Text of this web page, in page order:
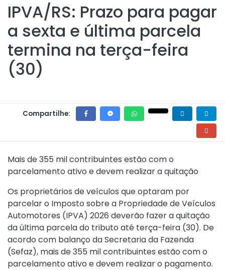
IPVA/RS: Prazo para pagar
a sexta e última parcela
termina na terça-feira
(30)
Compartilhe:
Mais de 355 mil contribuintes estão com o
parcelamento ativo e devem realizar a quitação
Os proprietários de veículos que optaram por
parcelar o Imposto sobre a Propriedade de Veículos
Automotores (IPVA) 2026 deverão fazer a quitação
da última parcela do tributo até terça-feira (30). De
acordo com balanço da Secretaria da Fazenda
(Sefaz), mais de 355 mil contribuintes estão com o
parcelamento ativo e devem realizar o pagamento.